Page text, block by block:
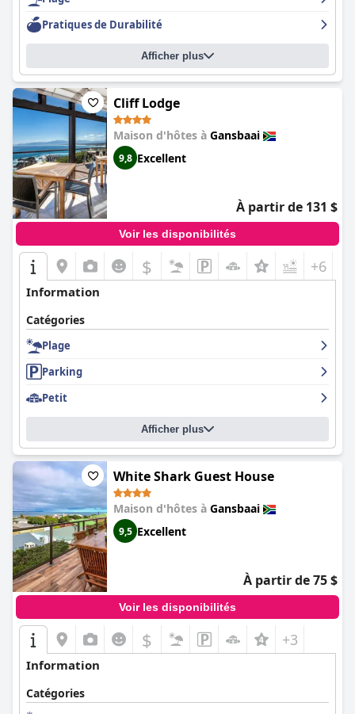
Pratiques de Durabilité
Afficher plus
Cliff Lodge
Maison d'hôtes à Gansbaai
9,8 Excellent
À partir de 131 $
Voir les disponibilités
$ +6
Information
Catégories
Plage
Parking
Petit
Afficher plus
White Shark Guest House
Maison d'hôtes à Gansbaai
9,5 Excellent
À partir de 75 $
Voir les disponibilités
$ +3
Information
Catégories